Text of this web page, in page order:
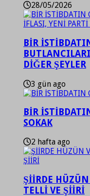
28/05/2026
BİR
DİĞER ŞEYLER
3 gün ago
BİR
SOKAK
2 hafta ago
ŞİİRDE
TELLİ VE ŞİİRİ